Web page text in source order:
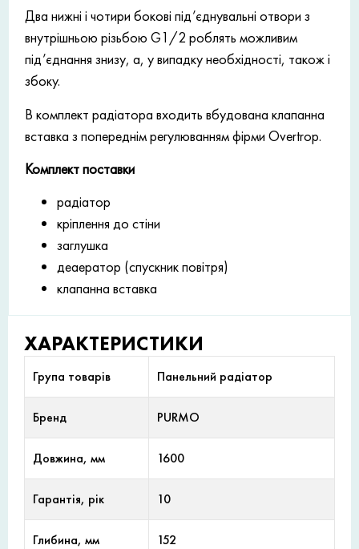
Два нижні і чотири бокові під’єднувальні отвори з
внутрішньою різьбою G1/2 роблять можливим
під’єднання знизу, а, у випадку необхідності, також і
збоку.
В комплект радіатора входить вбудована клапанна
вставка з попереднім регулюванням фірми Overtrop.
Комплект поставки
радіатор
кріплення до стіни
заглушка
деаератор (спускник повітря)
клапанна вставка
ХАРАКТЕРИСТИКИ
Група товарів Панельний радіатор
Бренд PURMO
Довжина, мм 1600
Гарантія, рік 10
Глибина, мм 152